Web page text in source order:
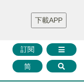
財華證券 媒體矩陣
智庫沙龍
聯絡我們
訂閱
简
下載APP